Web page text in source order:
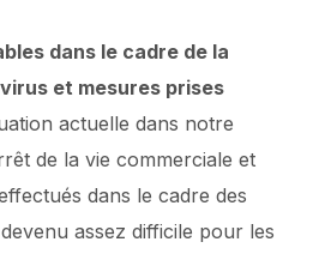
dans le cadre de la
et mesures prises
actuelle dans notre
de la vie commerciale et
dans le cadre des
assez difficile pour les